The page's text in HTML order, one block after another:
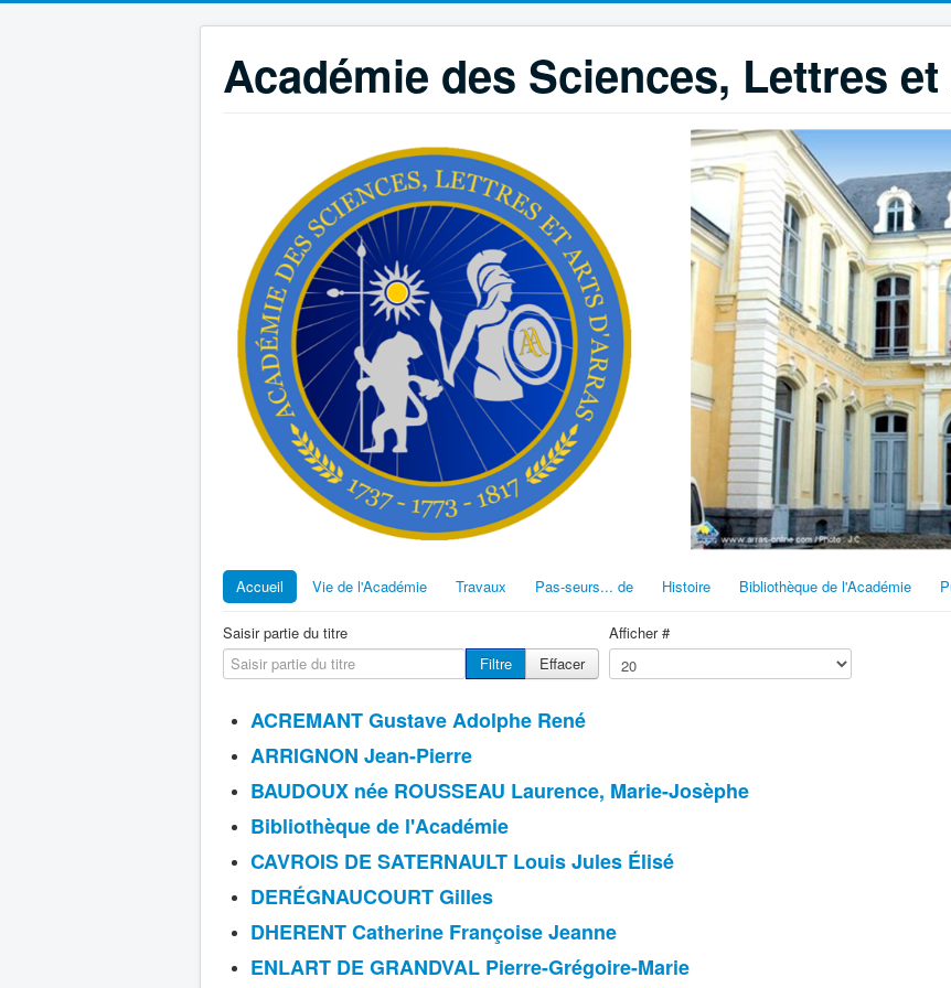
Académie des Sciences, Lettres
Accueil Vie de l'Académie Travaux Pas-seurs... de Histoire Bibliothèque de l'Académie
Saisir partie du titre
Filtre
Effacer
Afficher #
ACREMANT Gustave Adolphe René
ARRIGNON Jean-Pierre
BAUDOUX née ROUSSEAU Laurence, Marie-Josèphe
Bibliothèque de l'Académie
CAVROIS DE SATERNAULT Louis Jules Élisé
DERÉGNAUCOURT Gilles
DHERENT Catherine Françoise Jeanne
ENLART DE GRANDVAL Pierre-Grégoire-Marie